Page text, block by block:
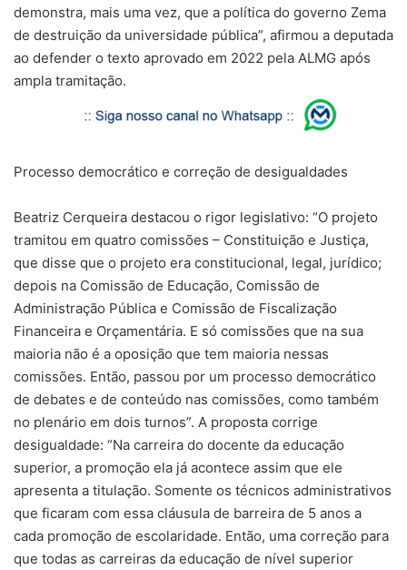
demonstra, mais uma vez, que a política do governo Zema
de destruição da universidade pública”, afirmou a deputada
ao defender o texto aprovado em 2022 pela ALMG após
ampla tramitação.
Processo democrático e correção de desigualdades
Beatriz Cerqueira destacou o rigor legislativo: “O projeto
tramitou em quatro comissões – Constituição e Justiça,
que disse que o projeto era constitucional, legal, jurídico;
depois na Comissão de Educação, Comissão de
Administração Pública e Comissão de Fiscalização
Financeira e Orçamentária. E só comissões que na sua
maioria não é a oposição que tem maioria nessas
comissões. Então, passou por um processo democrático
de debates e de conteúdo nas comissões, como também
no plenário em dois turnos”. A proposta corrige
desigualdade: “Na carreira do docente da educação
superior, a promoção ela já acontece assim que ele
apresenta a titulação. Somente os técnicos administrativos
que ficaram com essa cláusula de barreira de 5 anos a
cada promoção de escolaridade. Então, uma correção para
que todas as carreiras da educação de nível superior